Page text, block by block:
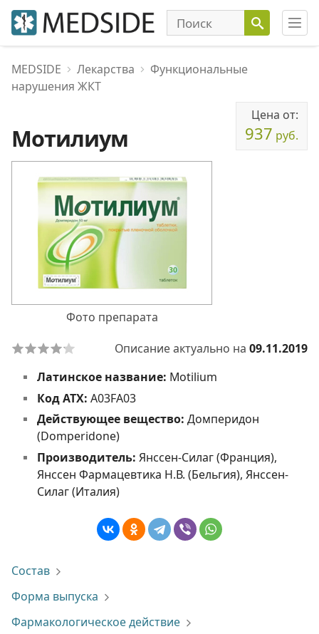
MEDSIDE Лекарства
Функциональные
нарушения ЖКТ
Мотилиум
Цена от:
937 руб.
Фото препарата
Описание актуально на 09.11.2019
Латинское название: Motilium
Код АТХ: A03FA03
Действующее вещество: Домперидон
(Domperidone)
Производитель: Янссен-Силаг (Франция),
Янссен Фармацевтика Н.В. (Бельгия), Янссен-
Силаг (Италия)
Состав
Форма выпуска
Фармакологическое действие